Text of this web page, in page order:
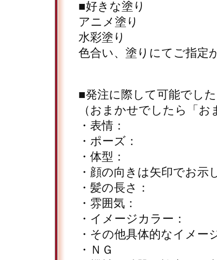
■好きな塗り
アニメ塗り
水彩塗り
色合い、塗りにてご指定
■発注に際して可能でし
（おまかせでしたら「
・表情：
・ポーズ：
・体型：
・顔の向きは矢印でお
・髪の長さ：
・雰囲気：
・イメージカラー：
・その他具体的なイメー
・ＮＧ